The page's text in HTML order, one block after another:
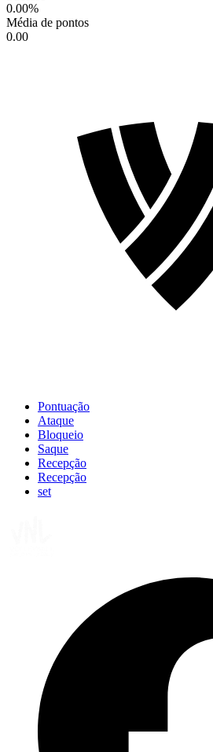
0.00%
Média de pontos
0.00
Pontuação
Ataque
Bloqueio
Saque
Recepção
Recepção
set